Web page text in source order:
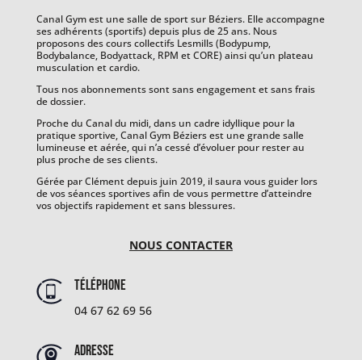
Canal Gym est une salle de sport sur Béziers. Elle accompagne
ses adhérents (sportifs) depuis plus de 25 ans. Nous
proposons des cours collectifs Lesmills (Bodypump,
Bodybalance, Bodyattack, RPM et CORE) ainsi qu’un plateau
musculation et cardio.
Tous nos abonnements sont sans engagement et sans frais
de dossier.
Proche du Canal du midi, dans un cadre idyllique pour la
pratique sportive, Canal Gym Béziers est une grande salle
lumineuse et aérée, qui n’a cessé d’évoluer pour rester au
plus proche de ses clients.
Gérée par Clément depuis juin 2019, il saura vous guider lors
de vos séances sportives afin de vous permettre d’atteindre
vos objectifs rapidement et sans blessures.
NOUS CONTACTER
Téléphone
04 67 62 69 56
Adresse